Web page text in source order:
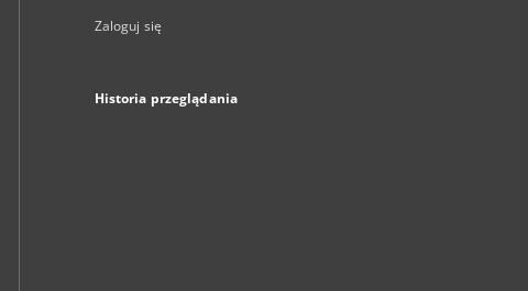
Zaloguj się
Historia przeglądania